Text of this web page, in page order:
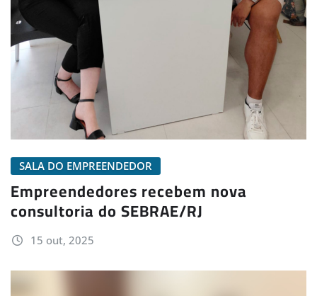
SALA DO EMPREENDEDOR
Empreendedores recebem nova
consultoria do SEBRAE/RJ
15 out, 2025